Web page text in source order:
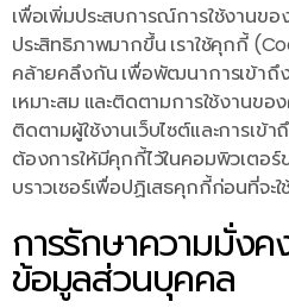
เพื่อเพิ่มประสบการณ์การใช้งานข
ประสิทธิภาพมากขึ้น เราใช้คุกกี้
คล้ายคลึงกัน เพื่อพัฒนาการเข้าถึ
เหมาะสม และติดตามการใช้งานขอ
ติดตามผู้ใช้งานเว็บไซต์และการเข้
ต้องการให้มีคุกกี้ไว้ในคอมพิวเต
บราวเซอร์เพื่อปฏิเสธคุกกี้ก่อนที่จะใ
การรักษาความมั่ง
ข้อมูลส่วนบุคคล